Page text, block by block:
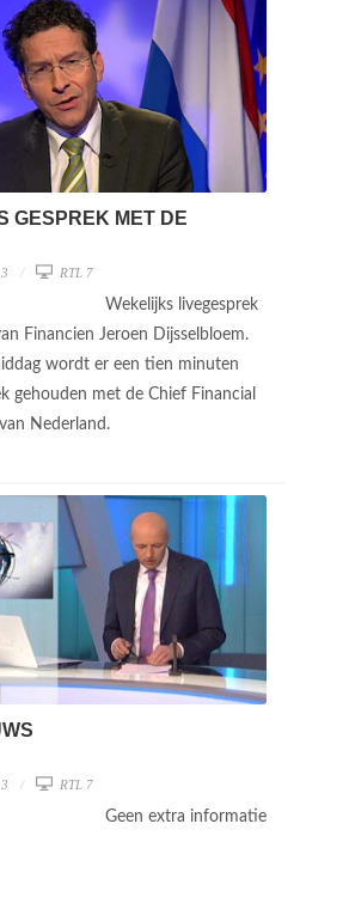
GESPREK MET DE
RTL 7
Wekelijks livegesprek
Financien Jeroen Dijsselbloem.
wordt er een tien minuten
gehouden met de Chief Financial
Nederland.
RTL 7
Geen extra informatie